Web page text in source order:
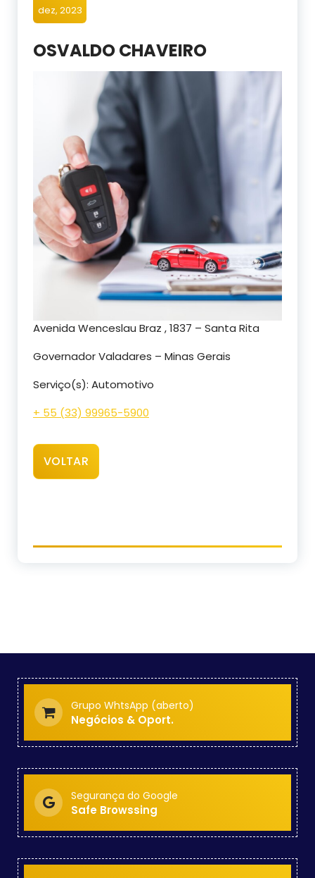
dez, 2023
OSVALDO CHAVEIRO
Avenida Wenceslau Braz , 1837 – Santa Rita
Governador Valadares – Minas Gerais
Serviço(s): Automotivo
+ 55 (33) 99965-5900
VOLTAR
Grupo WhtsApp (aberto)
Negócios & Oport.
Segurança do Google
Safe Browssing